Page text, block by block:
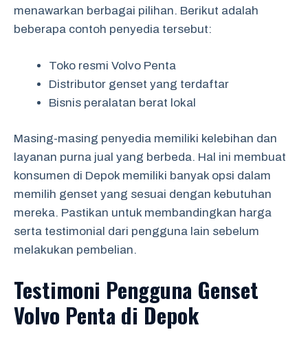
menawarkan berbagai pilihan. Berikut adalah
beberapa contoh penyedia tersebut:
Toko resmi Volvo Penta
Distributor genset yang terdaftar
Bisnis peralatan berat lokal
Masing-masing penyedia memiliki kelebihan dan
layanan purna jual yang berbeda. Hal ini membuat
konsumen di Depok memiliki banyak opsi dalam
memilih genset yang sesuai dengan kebutuhan
mereka. Pastikan untuk membandingkan harga
serta testimonial dari pengguna lain sebelum
melakukan pembelian.
Testimoni Pengguna Genset
Volvo Penta di Depok